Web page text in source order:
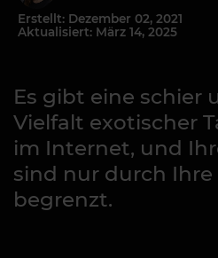
Erstellt: Dezember 02, 2021
Aktualisiert: März 14, 2025
Es gibt eine schier
Vielfalt exotischer
im Internet, und
sind nur durch Ihre
begrenzt.